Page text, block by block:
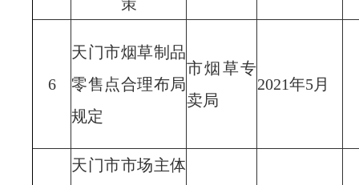
6
天门市烟草制品
零售点合理布局
规定
市烟草专
卖局
2021年5月
天门市市场主体